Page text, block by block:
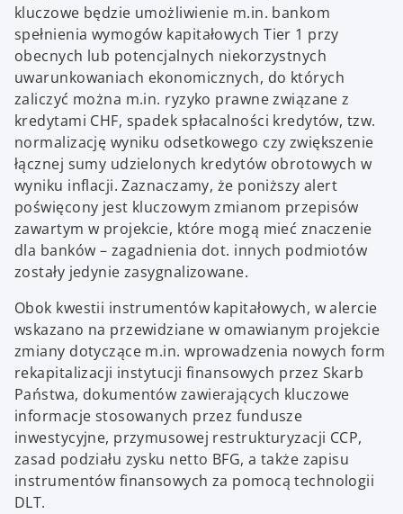
kluczowe będzie umożliwienie m.in. bankom
spełnienia wymogów kapitałowych Tier 1 przy
obecnych lub potencjalnych niekorzystnych
uwarunkowaniach ekonomicznych, do których
zaliczyć można m.in. ryzyko prawne związane z
kredytami CHF, spadek spłacalności kredytów, tzw.
normalizację wyniku odsetkowego czy zwiększenie
łącznej sumy udzielonych kredytów obrotowych w
wyniku inflacji. Zaznaczamy, że poniższy alert
poświęcony jest kluczowym zmianom przepisów
zawartym w projekcie, które mogą mieć znaczenie
dla banków – zagadnienia dot. innych podmiotów
zostały jedynie zasygnalizowane.
Obok kwestii instrumentów kapitałowych, w alercie
wskazano na przewidziane w omawianym projekcie
zmiany dotyczące m.in. wprowadzenia nowych form
rekapitalizacji instytucji finansowych przez Skarb
Państwa, dokumentów zawierających kluczowe
informacje stosowanych przez fundusze
inwestycyjne, przymusowej restrukturyzacji CCP,
zasad podziału zysku netto BFG, a także zapisu
instrumentów finansowych za pomocą technologii
DLT.